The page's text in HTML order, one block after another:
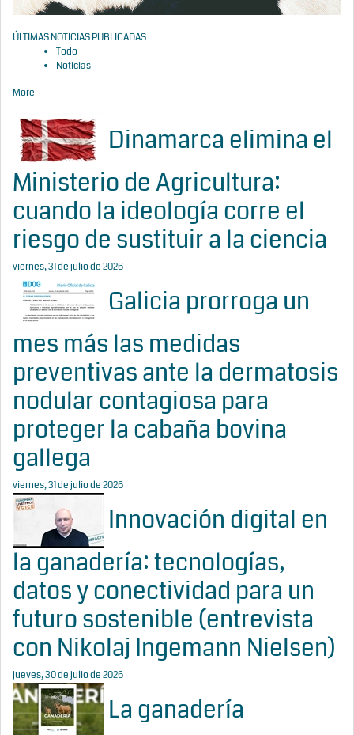
ÚLTIMAS NOTICIAS PUBLICADAS
Todo
Noticias
More
Dinamarca elimina el
Ministerio de Agricultura:
cuando la ideología corre el
riesgo de sustituir a la ciencia
viernes, 31 de julio de 2026
Galicia prorroga un
mes más las medidas
preventivas ante la dermatosis
nodular contagiosa para
proteger la cabaña bovina
gallega
viernes, 31 de julio de 2026
Innovación digital en
la ganadería: tecnologías,
datos y conectividad para un
futuro sostenible (entrevista
con Nikolaj Ingemann Nielsen)
jueves, 30 de julio de 2026
La ganadería